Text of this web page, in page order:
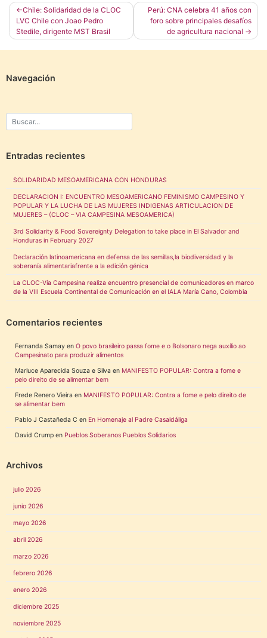
Navegación
de
entradas
Chile: Solidaridad de la CLOC
LVC Chile con Joao Pedro
Stedile, dirigente MST Brasil
Perú: CNA celebra 41 años con
foro sobre principales desafíos
de agricultura nacional
Navegación
Entradas recientes
SOLIDARIDAD MESOAMERICANA CON HONDURAS
DECLARACION I: ENCUENTRO MESOAMERICANO FEMINISMO CAMPESINO Y
POPULAR Y LA LUCHA DE LAS MUJERES INDIGENAS ARTICULACION DE
MUJERES – (CLOC – VIA CAMPESINA MESOAMERICA)
3rd Solidarity & Food Sovereignty Delegation to take place in El Salvador and
Honduras in February 2027
Declaración latinoamericana en defensa de las semillas,la biodiversidad y la
soberanía alimentariafrente a la edición génica
La CLOC-Vía Campesina realiza encuentro presencial de comunicadores en marco
de la VIII Escuela Continental de Comunicación en el IALA María Cano, Colombia
Comentarios recientes
Fernanda Samay en O povo brasileiro passa fome e o Bolsonaro nega auxílio ao
Campesinato para produzir alimentos
Marluce Aparecida Souza e Silva en MANIFESTO POPULAR: Contra a fome e
pelo direito de se alimentar bem
Frede Renero Vieira en MANIFESTO POPULAR: Contra a fome e pelo direito de
se alimentar bem
Pablo J Castañeda C en En Homenaje al Padre Casaldáliga
David Crump en Pueblos Soberanos Pueblos Solidarios
Archivos
julio 2026
junio 2026
mayo 2026
abril 2026
marzo 2026
febrero 2026
enero 2026
diciembre 2025
noviembre 2025